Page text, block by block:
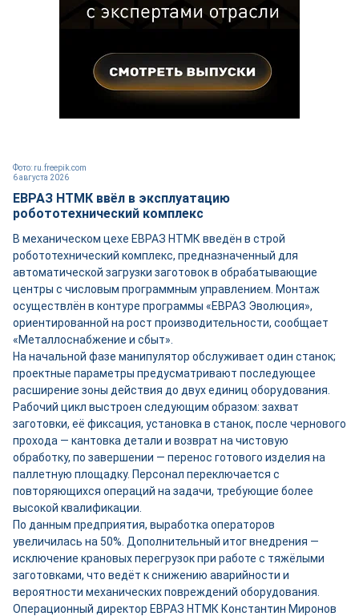
6 августа 2026
Фото: ru.freepik.com
ЕВРАЗ НТМК ввёл в эксплуатацию
робототехнический комплекс
В механическом цехе ЕВРАЗ НТМК введён в строй
робототехнический комплекс, предназначенный для
автоматической загрузки заготовок в обрабатывающие
центры с числовым программным управлением. Монтаж
осуществлён в контуре программы «ЕВРАЗ Эволюция»,
ориентированной на рост производительности, сообщает
«Металлоснабжение и сбыт».
На начальной фазе манипулятор обслуживает один станок;
проектные параметры предусматривают последующее
расширение зоны действия до двух единиц оборудования.
Рабочий цикл выстроен следующим образом: захват
заготовки, её фиксация, установка в станок, после чернового
прохода — кантовка детали и возврат на чистовую
обработку, по завершении — перенос готового изделия на
паллетную площадку. Персонал переключается с
повторяющихся операций на задачи, требующие более
высокой квалификации.
По данным предприятия, выработка операторов
увеличилась на 50%. Дополнительный итог внедрения —
исключение крановых перегрузок при работе с тяжёлыми
заготовками, что ведёт к снижению аварийности и
вероятности механических повреждений оборудования.
Операционный директор ЕВРАЗ НТМК Константин Миронов